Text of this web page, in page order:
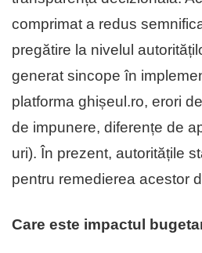
comprimat a redus
pregătire la nivelul
generat sincope în
platforma ghișeul.ro, erori
de impunere, diferențe de
uri). În prezent, autoritățile
pentru remedierea acestor
Care este impactul